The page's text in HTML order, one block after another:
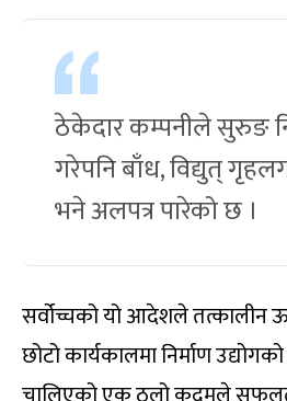
ठेकेदार कम्पनीले सुरुङ
गरेपनि बाँध, विद्युत्
भने अलपत्र पारेको छ ।
सर्वोच्चको यो आदेशले तत्कालीन
छोटो कार्यकालमा निर्माण